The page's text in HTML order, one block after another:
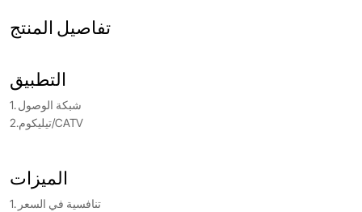
تفاصيل المنتج
التطبيق
1. شبكة الوصول
2.تيليكوم/CATV
الميزات
1. تنافسية في السعر